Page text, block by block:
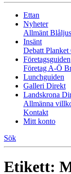
Ettan
Nyheter
Allmänt Blåljus
Insänt
Debatt Planket
Företagsguiden
Företag A-Ö
Lunchguiden
Galleri Direkt
Landskrona
Allmänna
Kontakt
Mitt konto
Sök
Etikett: